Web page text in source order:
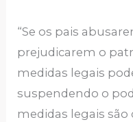
“Se os pais
prejudicarem o
medidas legais
suspendendo o
medidas legais